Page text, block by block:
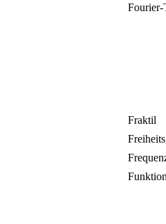
Fourier-
Fraktil